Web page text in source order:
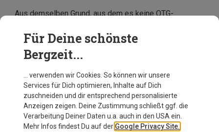
Aus demselben Grund, aus dem es keine OTG-
Gletscherbrillen-Aufsätze. Sie würden Deine Augen
schlichtweg nicht ausreichend vor der intensiven
Sonneneinstrahlung auf vergletschertem Terrain
Für Deine schönste
Bergzeit...
… verwenden wir Cookies. So können wir unsere
Services für Dich optimieren, Inhalte auf Dich
zuschneiden und dir entsprechend personalisierte
Anzeigen zeigen. Deine Zustimmung schließt ggf. die
Verarbeitung Deiner Daten u.a. auch in den USA ein.
Mehr Infos findest Du auf der Google Privacy Site.